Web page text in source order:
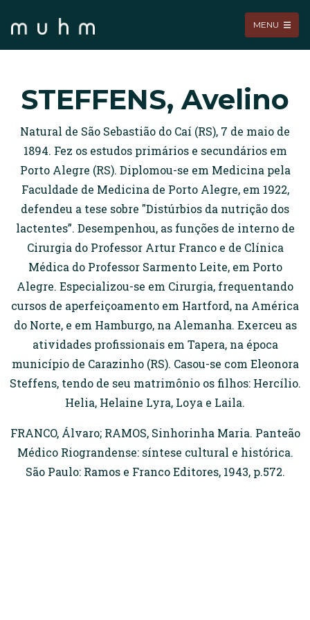
MENU
STEFFENS, Avelino
Natural de São Sebastião do Caí (RS), 7 de maio de
1894. Fez os estudos primários e secundários em
Porto Alegre (RS). Diplomou-se em Medicina pela
Faculdade de Medicina de Porto Alegre, em 1922,
defendeu a tese sobre "Distúrbios da nutrição dos
lactentes”. Desempenhou, as funções de interno de
Cirurgia do Professor Artur Franco e de Clínica
Médica do Professor Sarmento Leite, em Porto
Alegre. Especializou-se em Cirurgia, frequentando
cursos de aperfeiçoamento em Hartford, na América
do Norte, e em Hamburgo, na Alemanha. Exerceu as
atividades profissionais em Tapera, na época
município de Carazinho (RS). Casou-se com Eleonora
Steffens, tendo de seu matrimônio os filhos: Hercílio.
Helia, Helaine Lyra, Loya e Laila.
FRANCO, Álvaro; RAMOS, Sinhorinha Maria. Panteão
Médico Riograndense: síntese cultural e histórica.
São Paulo: Ramos e Franco Editores, 1943, p.572.